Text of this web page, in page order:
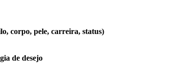
corpo, pele, carreira, status)
de desejo